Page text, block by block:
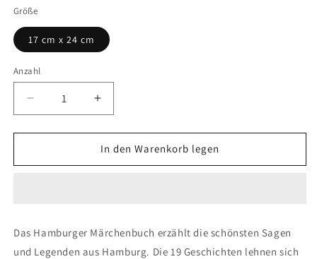
Größe
17 cm x 24 cm
Anzahl
Verringere
die
Menge
Das
Erhöhe
die
Menge
für
Das
In den Warenkorb legen
Das Hamburger Märchenbuch erzählt die schönsten Sagen
und Legenden aus Hamburg. Die 19 Geschichten lehnen sich